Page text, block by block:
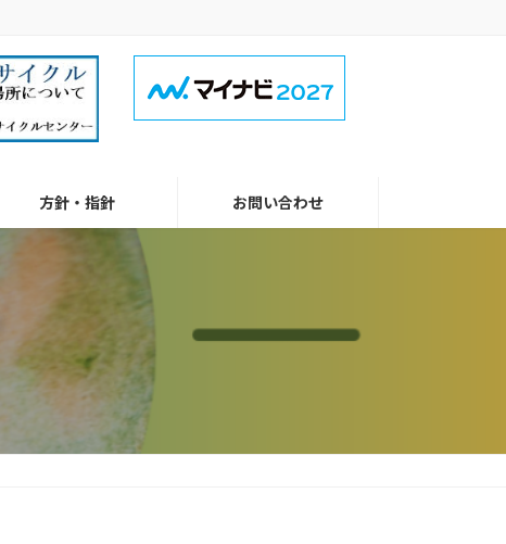
方針・指針 お問い合わせ